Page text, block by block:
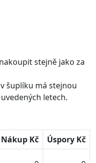
stejně jako za
šuplíku má stejnou
letech.
Nákup Kč
Úspory Kč